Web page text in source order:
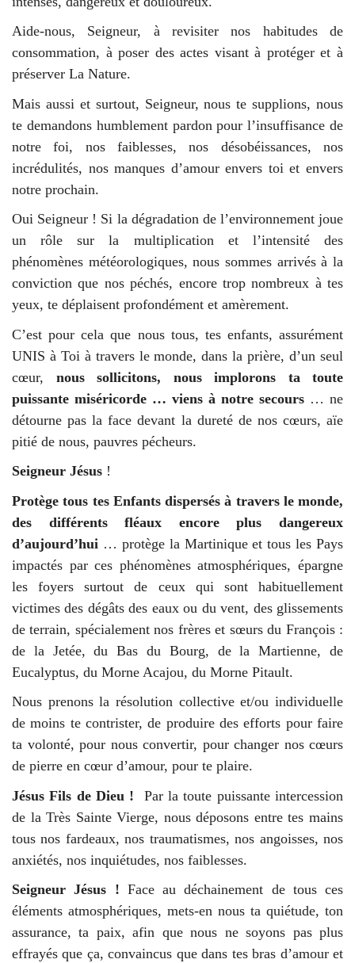
Aide-nous, Seigneur, à revisiter nos habitudes de
consommation, à poser des actes visant à protéger et à
préserver La Nature.
Mais aussi et surtout, Seigneur, nous te supplions, nous
te demandons humblement pardon pour l’insuffisance de
notre foi, nos faiblesses, nos désobéissances, nos
incrédulités, nos manques d’amour envers toi et envers
notre prochain.
Oui Seigneur ! Si la dégradation de l’environnement joue
un rôle sur la multiplication et l’intensité des
phénomènes météorologiques, nous sommes arrivés à la
conviction que nos péchés, encore trop nombreux à tes
yeux, te déplaisent profondément et amèrement.
C’est pour cela que nous tous, tes enfants, assurément
UNIS à Toi à travers le monde, dans la prière, d’un seul
cœur, nous sollicitons, nous implorons ta toute
puissante miséricorde … viens à notre secours … ne
détourne pas la face devant la dureté de nos cœurs, aïe
pitié de nous, pauvres pécheurs.
Seigneur Jésus !
Protège tous tes Enfants dispersés à travers le monde,
des différents fléaux encore plus dangereux
d’aujourd’hui … protège la Martinique et tous les Pays
impactés par ces phénomènes atmosphériques, épargne
les foyers surtout de ceux qui sont habituellement
victimes des dégâts des eaux ou du vent, des glissements
de terrain, spécialement nos frères et sœurs du François :
de la Jetée, du Bas du Bourg, de la Martienne, de
Eucalyptus, du Morne Acajou, du Morne Pitault.
Nous prenons la résolution collective et/ou individuelle
de moins te contrister, de produire des efforts pour faire
ta volonté, pour nous convertir, pour changer nos cœurs
de pierre en cœur d’amour, pour te plaire.
Jésus Fils de Dieu ! Par la toute puissante intercession
de la Très Sainte Vierge, nous déposons entre tes mains
tous nos fardeaux, nos traumatismes, nos angoisses, nos
anxiétés, nos inquiétudes, nos faiblesses.
Seigneur Jésus ! Face au déchainement de tous ces
éléments atmosphériques, mets-en nous ta quiétude, ton
assurance, ta paix, afin que nous ne soyons pas plus
effrayés que ça, convaincus que dans tes bras d’amour et